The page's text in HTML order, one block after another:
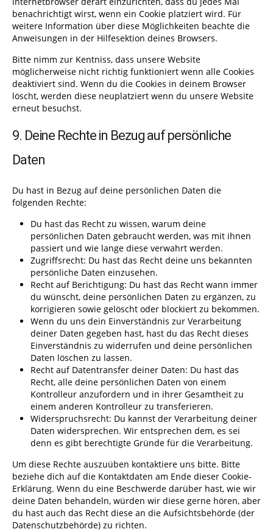
benachrichtigt wirst, wenn ein Cookie platziert wird. Für
weitere Information über diese Möglichkeiten beachte die
Anweisungen in der Hilfesektion deines Browsers.
Bitte nimm zur Kentniss, dass unsere Website
möglicherweise nicht richtig funktioniert wenn alle Cookies
deaktiviert sind. Wenn du die Cookies in deinem Browser
löscht, werden diese neuplatziert wenn du unsere Website
erneut besuchst.
9. Deine Rechte in Bezug auf persönliche
Daten
Du hast in Bezug auf deine persönlichen Daten die
folgenden Rechte:
Du hast das Recht zu wissen, warum deine
persönlichen Daten gebraucht werden, was mit ihnen
passiert und wie lange diese verwahrt werden.
Zugriffsrecht: Du hast das Recht deine uns bekannten
persönliche Daten einzusehen.
Recht auf Berichtigung: Du hast das Recht wann immer
du wünscht, deine persönlichen Daten zu ergänzen, zu
korrigieren sowie gelöscht oder blockiert zu bekommen.
Wenn du uns dein Einverständnis zur Verarbeitung
deiner Daten gegeben hast, hast du das Recht dieses
Einverständnis zu widerrufen und deine persönlichen
Daten löschen zu lassen.
Recht auf Datentransfer deiner Daten: Du hast das
Recht, alle deine persönlichen Daten von einem
Kontrolleur anzufordern und in ihrer Gesamtheit zu
einem anderen Kontrolleur zu transferieren.
Widerspruchsrecht: Du kannst der Verarbeitung deiner
Daten widersprechen. Wir entsprechen dem, es sei
denn es gibt berechtigte Gründe für die Verarbeitung.
Um diese Rechte auszuüben kontaktiere uns bitte. Bitte
beziehe dich auf die Kontaktdaten am Ende dieser Cookie-
Erklärung. Wenn du eine Beschwerde darüber hast, wie wir
deine Daten behandeln, würden wir diese gerne hören, aber
du hast auch das Recht diese an die Aufsichtsbehörde (der
Datenschutzbehörde) zu richten.